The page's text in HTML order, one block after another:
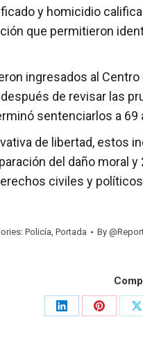
y homicidio
que permitieron
ingresados al Centro
de revisar las
sentenciarlos a
de libertad, estos
del daño moral
civiles y
Policía, Portada By
Share
Share